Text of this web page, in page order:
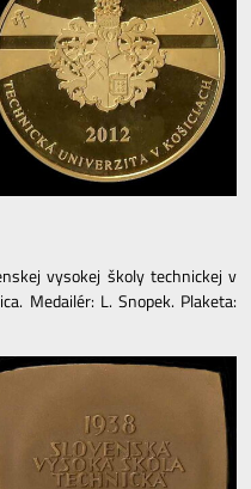
vysokej školy technickej v
Medailér: L. Snopek. Plaketa: